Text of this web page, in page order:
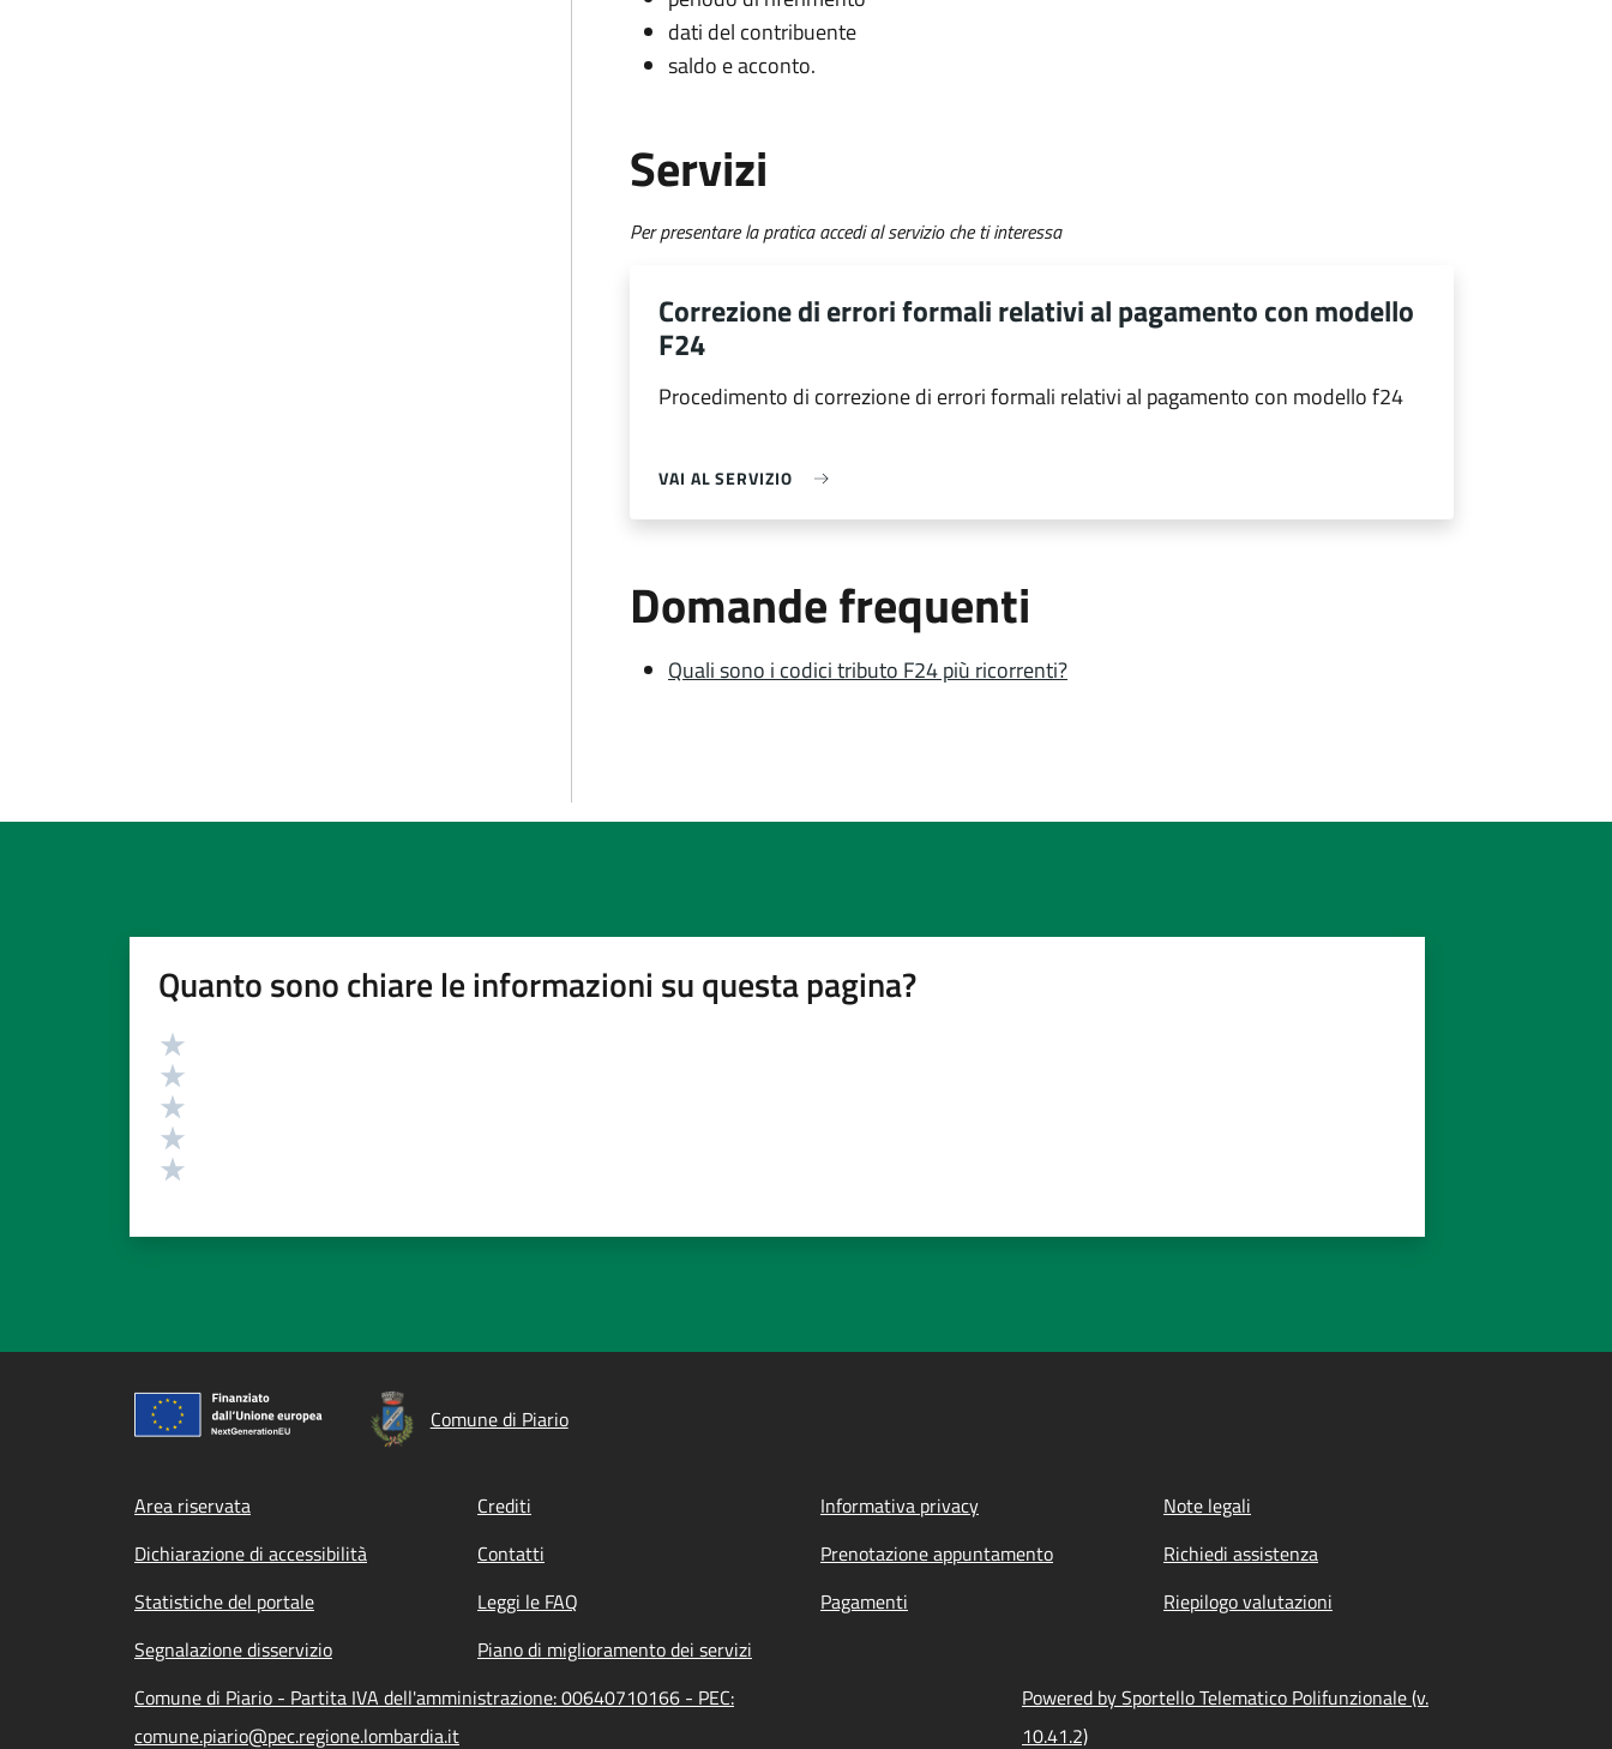
dati del contribuente
saldo e acconto.
Servizi
Per presentare la pratica accedi al servizio che ti interessa
Correzione di errori formali relativi al pagamento con modello
F24
Procedimento di correzione di errori formali relativi al pagamento con modello f24
VAI AL SERVIZIO
Domande frequenti
Quali sono i codici tributo F24 più ricorrenti?
Quanto sono chiare le informazioni su questa pagina?
Valutazione
Comune di Piario
Footer menu
Area riservata Crediti Informativa privacy
Note legali
Dichiarazione di accessibilità
Contatti Prenotazione appuntamento
Richiedi assistenza
Statistiche del portale
Leggi le FAQ Pagamenti
Riepilogo valutazioni
Segnalazione disservizio
Piano di miglioramento dei servizi
Comune di Piario - Partita IVA dell'amministrazione: 00640710166 - PEC:
comune.piario@pec.regione.lombardia.it
Powered by Sportello Telematico Polifunzionale (v.
10.41.2)